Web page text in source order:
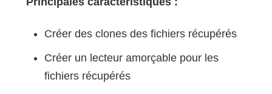
Créer des clones des fichiers récupérés
Créer un lecteur amorçable pour les
fichiers récupérés